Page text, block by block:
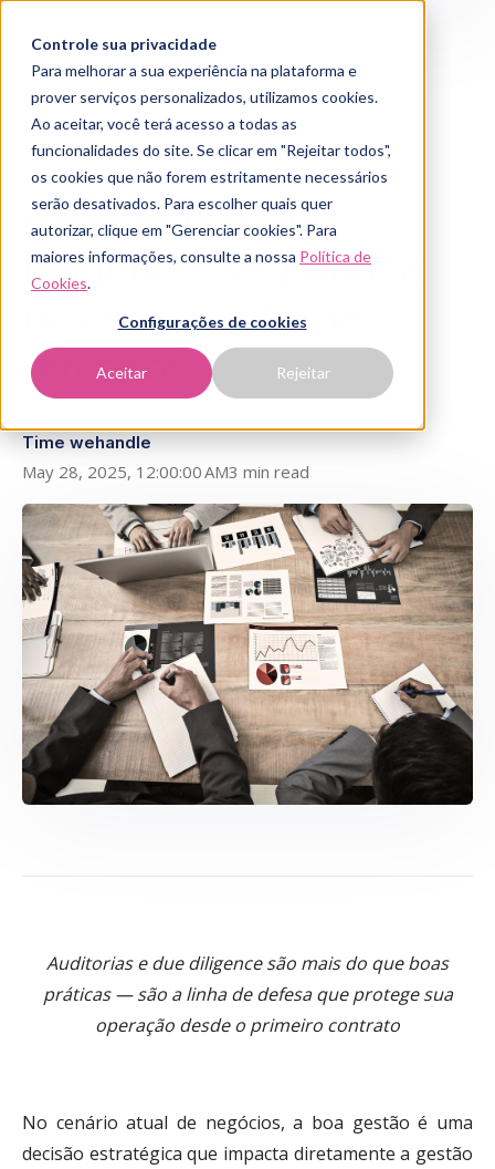
Controle sua privacidade
Para melhorar a sua experiência na plataforma e
prover serviços personalizados, utilizamos cookies.
Ao aceitar, você terá acesso a todas as
funcionalidades do site. Se clicar em "Rejeitar todos",
os cookies que não forem estritamente necessários
serão desativados. Para escolher quais quer
autorizar, clique em "Gerenciar cookies". Para
maiores informações, consulte a nossa Política de
Cookies.
Configurações de cookies
Aceitar Rejeitar
Auditorias e Due
Diligence: segurança
na contratação de
terceiros
Time wehandle
May 28, 2025, 12:00:00 AM3 min read
Auditorias e due diligence são mais do que boas
práticas — são a linha de defesa que protege sua
operação desde o primeiro contrato
No cenário atual de negócios, a boa gestão é uma
decisão estratégica que impacta diretamente a gestão